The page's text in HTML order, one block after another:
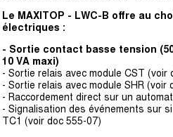
Le MAXITOP - LWC-B offre au
électriques :
- Sortie contact basse tension (50
10 VA maxi)
- Sortie relais avec module CST (voir
- Sortie relais avec module SHR (voir
- Raccordement direct sur un
- Signalisation des événements sur
TC1 (voir doc 555-07)